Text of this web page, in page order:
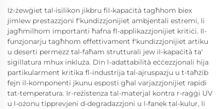
Iż-żewġiet tal-isilikon jikbru fil-kapaċità tagħhom biex
jimlew prestazzjoni f'kundizzjonijiet ambjentali estremi, li
jagħmilhom importanti ħafna fl-applikazzjonijiet kritiċi. Il-
funzjonarju tagħhom effettivament f'kundizzjonijiet artiku
u deserti permezz tal-faħam strutturali jew il-kapaċità ta'
sigillatura mhux inkluża. Din l-adattabilità eċċezzjonali hija
partikularment kritika fl-industrija tal-ajruspazju u t-taħżib
fejn il-komponenti jkunu esposti għal varjazzjonijiet rapidi
tat-temperatura. Ir-reżistenza tal-materjal kontra r-raġġi UV
u l-ożonu tipprevjeni d-degradazzjoni u l-fanek tal-kulur, li